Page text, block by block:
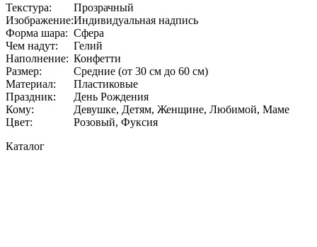
Текстура:
Прозрачный
Изображение:Индивидуальная надпись
Форма шара: Сфера
Чем надут:
Гелий
Наполнение: Конфетти
Размер:
Средние (от 30 см до 60 см)
Материал:
Пластиковые
Праздник:
День Рождения
Кому:
Девушке, Детям, Женщине, Любимой, Маме
Цвет:
Розовый, Фуксия
Каталог